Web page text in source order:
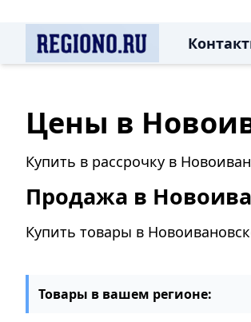
Цены в
Купить в рассрочку в
Продажа в
Купить товары в
Товары в вашем регионе: